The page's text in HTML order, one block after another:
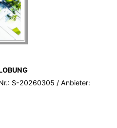
S-20260305 / Anbieter: